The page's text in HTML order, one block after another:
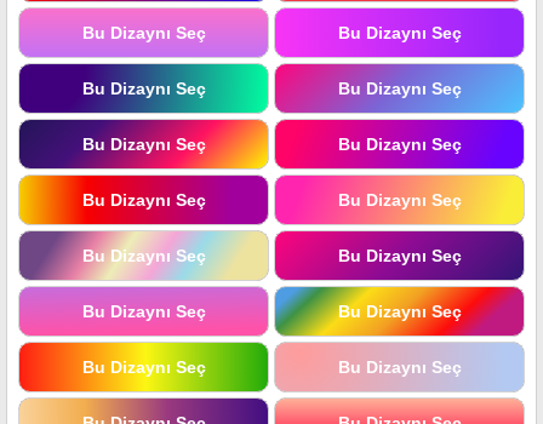
Bu Dizaynı Seç Bu Dizaynı Seç
Bu Dizaynı Seç Bu Dizaynı Seç
Bu Dizaynı Seç Bu Dizaynı Seç
Bu Dizaynı Seç Bu Dizaynı Seç
Bu Dizaynı Seç Bu Dizaynı Seç
Bu Dizaynı Seç Bu Dizaynı Seç
Bu Dizaynı Seç Bu Dizaynı Seç